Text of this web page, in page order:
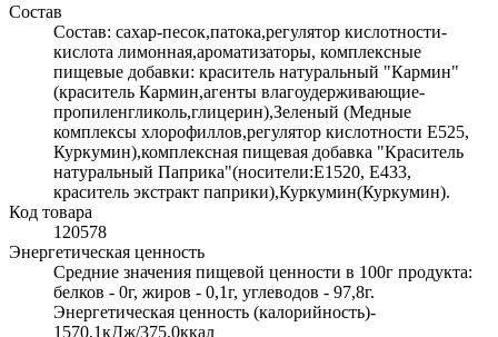
Состав
Состав: сахар-песок,патока,регулятор кислотности-
кислота лимонная,ароматизаторы, комплексные
пищевые добавки: краситель натуральный "Кармин"
(краситель Кармин,агенты влагоудерживающие-
пропиленгликоль,глицерин),Зеленый (Медные
комплексы хлорофиллов,регулятор кислотности Е525,
Куркумин),комплексная пищевая добавка "Краситель
натуральный Паприка"(носители:Е1520, Е433,
краситель экстракт паприки),Куркумин(Куркумин).
Код товара
120578
Энергетическая ценность
Средние значения пищевой ценности в 100г продукта:
белков - 0г, жиров - 0,1г, углеводов - 97,8г.
Энергетическая ценность (калорийность)-
1570,1кДж/375,0ккал